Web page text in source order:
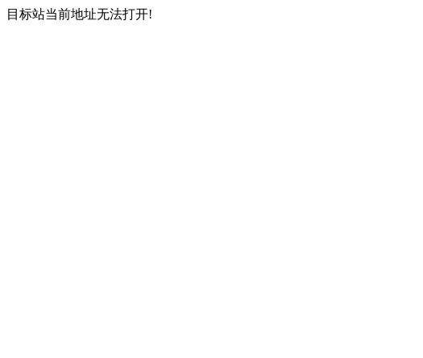
目标站当前地址无法打开!